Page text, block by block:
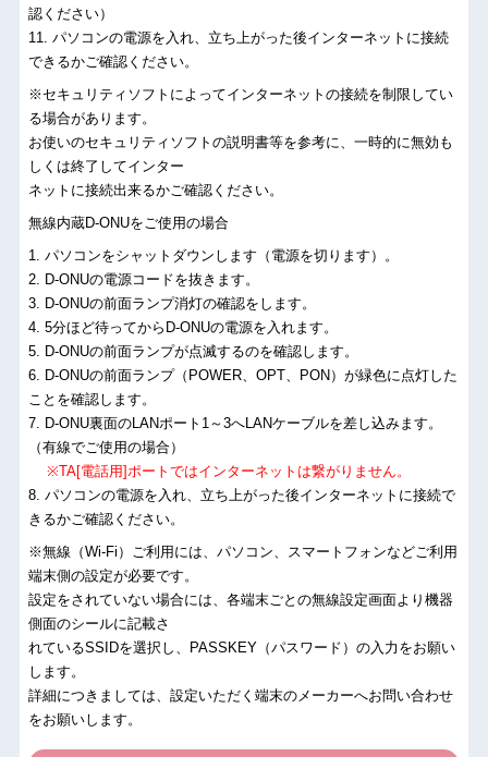
認ください）
11. パソコンの電源を入れ、立ち上がった後インターネットに接続
できるかご確認ください。
※セキュリティソフトによってインターネットの接続を制限してい
る場合があります。
お使いのセキュリティソフトの説明書等を参考に、一時的に無効も
しくは終了してインター
ネットに接続出来るかご確認ください。
無線内蔵D-ONUをご使用の場合
1. パソコンをシャットダウンします（電源を切ります）。
2. D-ONUの電源コードを抜きます。
3. D-ONUの前面ランプ消灯の確認をします。
4. 5分ほど待ってからD-ONUの電源を入れます。
5. D-ONUの前面ランプが点滅するのを確認します。
6. D-ONUの前面ランプ（POWER、OPT、PON）が緑色に点灯した
ことを確認します。
7. D-ONU裏面のLANポート1～3へLANケーブルを差し込みます。
（有線でご使用の場合）
※TA[電話用]ポートではインターネットは繋がりません。
8. パソコンの電源を入れ、立ち上がった後インターネットに接続で
きるかご確認ください。
※無線（Wi-Fi）ご利用には、パソコン、スマートフォンなどご利用
端末側の設定が必要です。
設定をされていない場合には、各端末ごとの無線設定画面より機器
側面のシールに記載さ
れているSSIDを選択し、PASSKEY（パスワード）の入力をお願い
します。
詳細につきましては、設定いただく端末のメーカーへお問い合わせ
をお願いします。